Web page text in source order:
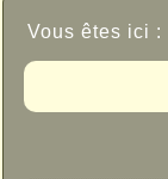
Vous êtes ici :